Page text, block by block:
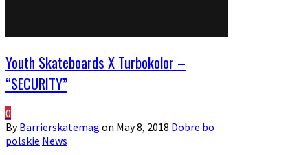
Youth Skateboards X Turbokolor –
“SECURITY”
0
ByBarrierskatemag on May 8, 2018 Dobre bo
polskie News